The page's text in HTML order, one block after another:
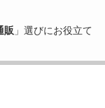
販 」選びにお役立て